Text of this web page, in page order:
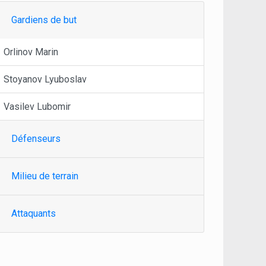
Gardiens de but
Orlinov Marin
Stoyanov Lyuboslav
Vasilev Lubomir
Défenseurs
Milieu de terrain
Attaquants